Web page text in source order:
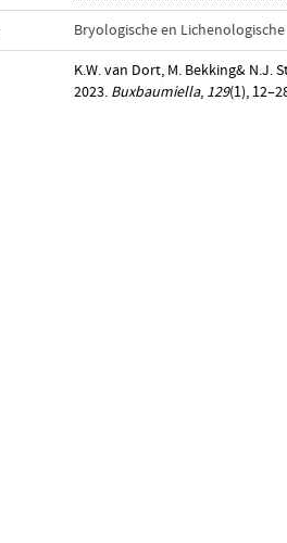
Bryologische en
K.W. van Dort, M. Bekking& N.J.
2023. Buxbaumiella, 129(1),